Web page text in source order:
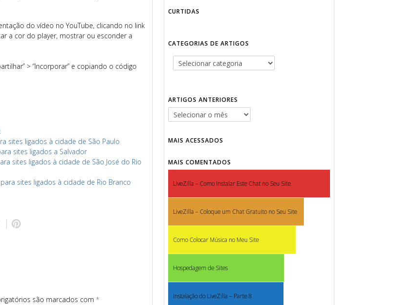
do vídeo no YouTube, clicando no link
a cor do player, mostrar ou esconder a
> “Incorporar” e copiando o código
sites ligados à cidade de São Paulo
sites ligados a Salvador
sites ligados à cidade de São José do Rio
sites ligados à cidade de Rio Branco
são marcados com *
CURTIDAS
CATEGORIAS DE ARTIGOS
ARTIGOS ANTERIORES
MAIS ACESSADOS
MAIS COMENTADOS
LiveZilla – Como Instalar Este Chat no Seu Site
LiveZilla – Coloque um Chat Gratuito no Seu Site
Como Colocar Música no Meu Site
Hospedagem de Sites
Instalação do LiveZilla – Parte 8